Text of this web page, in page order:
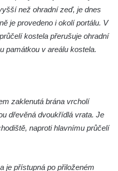
Křížovém
ve
v
než ohradní zeď, je dnes
je provedeno i okolí portálu. V
kostela přerušuje ohradní
památkou v areálu kostela.
zaklenutá brána vrcholí
dřevěná dvoukřídlá vrata. Je
naproti hlavnímu průčelí
je přístupná po přiloženém